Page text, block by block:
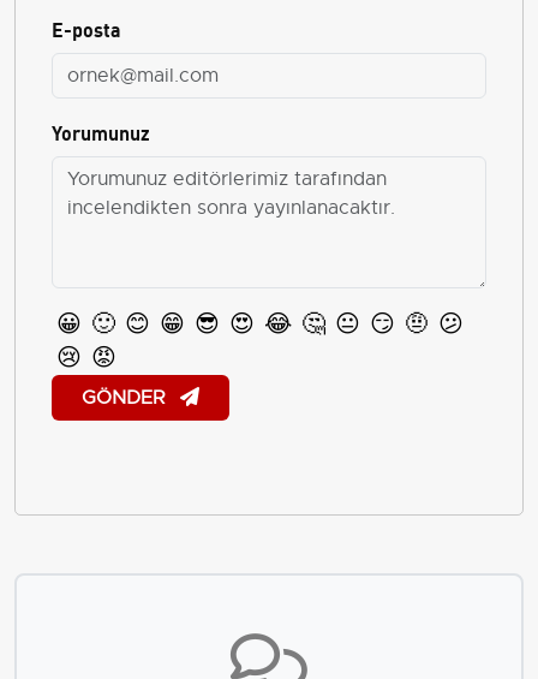
E-posta
Yorumunuz
😀 🙂 😊 😁 😎 😍 😂 🤔 😐 😏 🤨 😕
😢 😡
GÖNDER